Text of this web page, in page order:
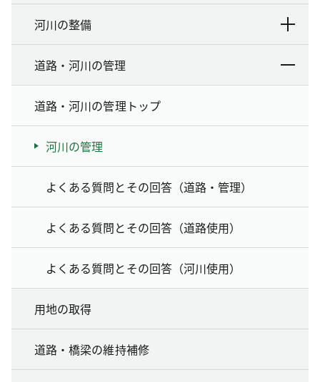
河川の整備
道路・河川の管理
道路・河川の管理トップ
河川の管理
よくある質問とその回答（道路・管理）
よくある質問とその回答（道路使用）
よくある質問とその回答（河川使用）
用地の取得
道路・橋梁の維持補修